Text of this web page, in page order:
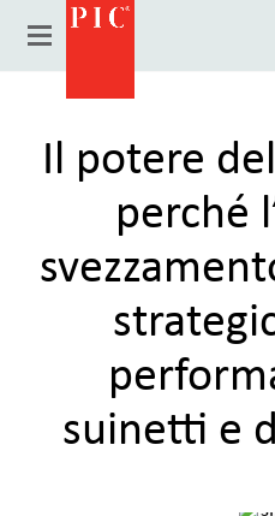
Il potere
perché
suinetti e